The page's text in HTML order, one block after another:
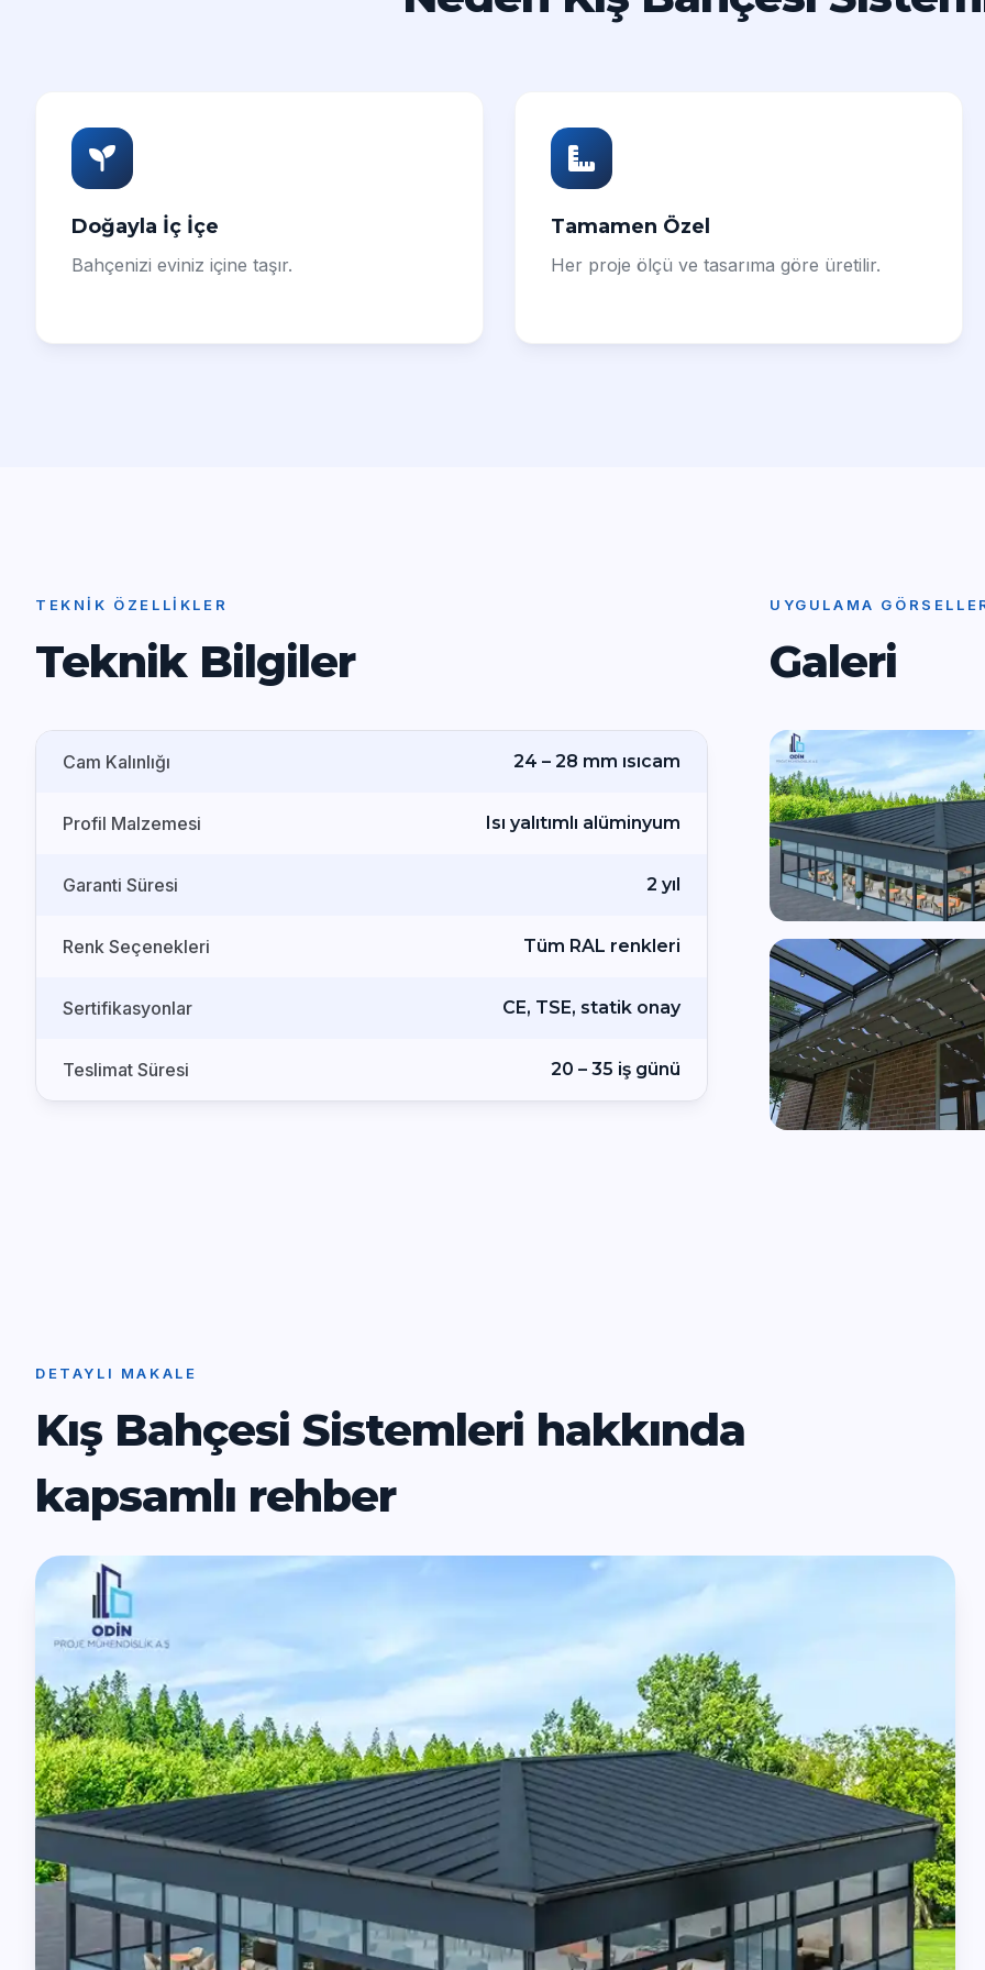
Doğayla İç İçe
Bahçenizi eviniz içine taşır.
Tamamen Özel
Her proje ölçü ve tasarıma göre üretilir.
TEKNIK ÖZELLIKLER
Teknik Bilgiler
Cam Kalınlığı 24 – 28 mm ısıcam
Profil Malzemesi Isı yalıtımlı alüminyum
Garanti Süresi 2 yıl
Renk Seçenekleri Tüm RAL renkleri
Sertifikasyonlar CE, TSE, statik onay
Teslimat Süresi 20 – 35 iş günü
UYGULAMA
Galeri
DETAYLI MAKALE
Kış Bahçesi Sistemleri hakkında
kapsamlı rehber